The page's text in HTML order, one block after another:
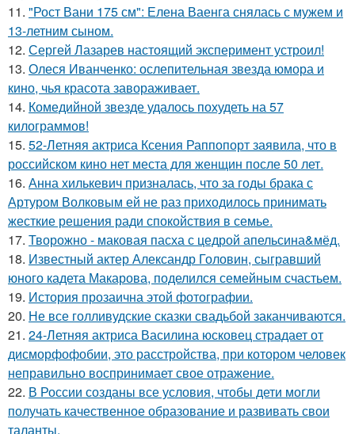
11. "Рост Вани 175 см": Елена Ваенга снялась с мужем и
13-летним сыном.
12. Сергей Лазарев настоящий эксперимент устроил!
13. Олеся Иванченко: ослепительная звезда юмора и
кино, чья красота завораживает.
14. Комедийной звезде удалось похудеть на 57
килограммов!
15. 52-Летняя актриса Ксения Раппопорт заявила, что в
российском кино нет места для женщин после 50 лет.
16. Анна хилькевич призналась, что за годы брака с
Артуром Волковым ей не раз приходилось принимать
жесткие решения ради спокойствия в семье.
17. Творожно - маковая пасха с цедрой апельсина&мёд.
18. Известный актер Александр Головин, сыгравший
юного кадета Макарова, поделился семейным счастьем.
19. История прозаична этой фотографии.
20. Не все голливудские сказки свадьбой заканчиваются.
21. 24-Летняя актриса Василина юсковец страдает от
дисморфофобии, это расстройства, при котором человек
неправильно воспринимает свое отражение.
22. В России созданы все условия, чтобы дети могли
получать качественное образование и развивать свои
таланты.